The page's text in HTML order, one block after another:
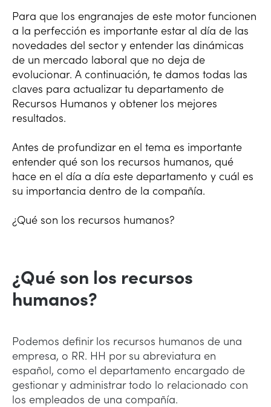
Para que los engranajes de este motor funcionen
a la perfección es importante estar al día de las
novedades del sector y entender las dinámicas
de un mercado laboral que no deja de
evolucionar. A continuación, te damos todas las
claves para actualizar tu departamento de
Recursos Humanos y obtener los mejores
resultados.
Antes de profundizar en el tema es importante
entender qué son los recursos humanos, qué
hace en el día a día este departamento y cuál es
su importancia dentro de la compañía.
¿Qué son los recursos humanos?
¿Qué son los recursos
humanos?
Podemos definir los recursos humanos de una
empresa, o RR. HH por su abreviatura en
español, como el departamento encargado de
gestionar y administrar todo lo relacionado con
los empleados de una compañía.